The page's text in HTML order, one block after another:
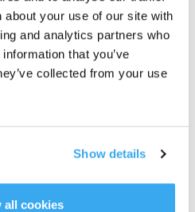
about your use of our site with
and analytics partners who
that you’ve
collected from your use
Show details
all cookies